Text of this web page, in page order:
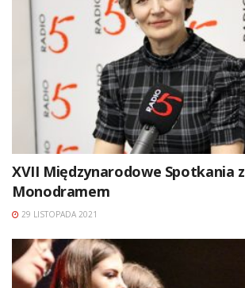
XVII Międzynarodowe Spotkania z
Monodramem
29 LISTOPADA 2021